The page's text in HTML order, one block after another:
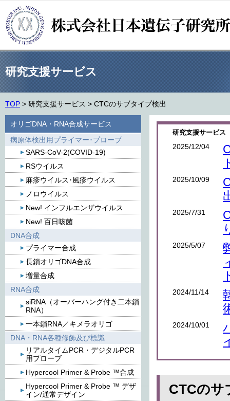
研究支援サービス
TOP > 研究支援サービス > CTCのサブタイプ検出
オリゴDNA・RNA合成サービス
病原体検出用プライマー･プローブ
SARS-CoV-2(COVID-19)
RSウイルス
麻疹ウイルス･風疹ウイルス
ノロウイルス
New! インフルエンザウイルス
New! 百日咳菌
DNA合成
プライマー合成
長鎖オリゴDNA合成
増量合成
RNA合成
siRNA（オーバーハング付き二本鎖
RNA）
一本鎖RNA／キメラオリゴ
DNA・RNA各種修飾及び標識
リアルタイムPCR・デジタルPCR
用プローブ
Hypercool Primer & Probe ™合成
Hypercool Primer & Probe ™ デザ
イン/通常デザイン
研究支援サービス
2025/12/04
2025/10/09
2025/7/31
2025/5/07
2024/11/14
2024/10/01
CTCのサ